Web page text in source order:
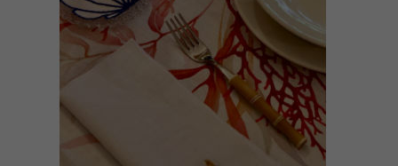
AÑADIR AL CARRITO